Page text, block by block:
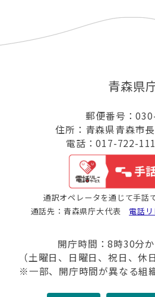
青森県
郵便番号：
住所：青森県青森市
電話：017-722-
通訳オペレータを通じて手話
通話先：青森県庁大代表 電話
開庁時間：8時30分
（土曜日、日曜日、祝日、休
※一部、開庁時間が異なる組